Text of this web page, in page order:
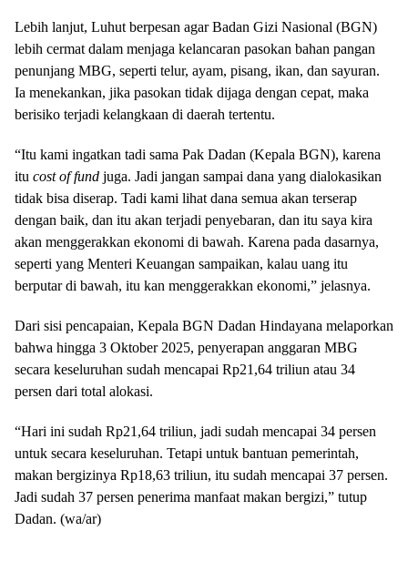
Lebih lanjut, Luhut berpesan agar Badan Gizi Nasional (BGN)
lebih cermat dalam menjaga kelancaran pasokan bahan pangan
penunjang MBG, seperti telur, ayam, pisang, ikan, dan sayuran.
Ia menekankan, jika pasokan tidak dijaga dengan cepat, maka
berisiko terjadi kelangkaan di daerah tertentu.
“Itu kami ingatkan tadi sama Pak Dadan (Kepala BGN), karena
itu cost of fund juga. Jadi jangan sampai dana yang dialokasikan
tidak bisa diserap. Tadi kami lihat dana semua akan terserap
dengan baik, dan itu akan terjadi penyebaran, dan itu saya kira
akan menggerakkan ekonomi di bawah. Karena pada dasarnya,
seperti yang Menteri Keuangan sampaikan, kalau uang itu
berputar di bawah, itu kan menggerakkan ekonomi,” jelasnya.
Dari sisi pencapaian, Kepala BGN Dadan Hindayana melaporkan
bahwa hingga 3 Oktober 2025, penyerapan anggaran MBG
secara keseluruhan sudah mencapai Rp21,64 triliun atau 34
persen dari total alokasi.
“Hari ini sudah Rp21,64 triliun, jadi sudah mencapai 34 persen
untuk secara keseluruhan. Tetapi untuk bantuan pemerintah,
makan bergizinya Rp18,63 triliun, itu sudah mencapai 37 persen.
Jadi sudah 37 persen penerima manfaat makan bergizi,” tutup
Dadan. (wa/ar)